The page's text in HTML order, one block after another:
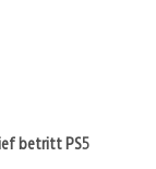
betritt PS5